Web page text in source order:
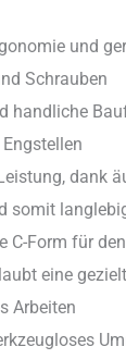
und
Schrauben
handliche
dank
somit
C-Form für
eine
Arbeiten